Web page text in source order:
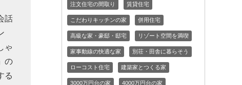
話
ゃ
の
る
注文住宅の間取り 賃貸住宅
こだわりキッチンの家 併用住宅
高級な家・豪邸・邸宅 リゾート空間を満喫
家事動線の快適な家 別荘・田舎に暮らそう
ローコスト住宅 建築家とつくる家
3000万円台の家 4000万円台の家